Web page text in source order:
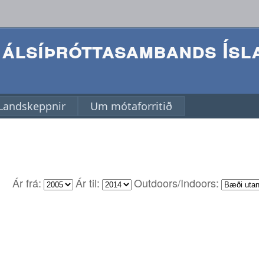
Um mótaforritið
Ár frá: Ár til:
Outdoors/Indoors: